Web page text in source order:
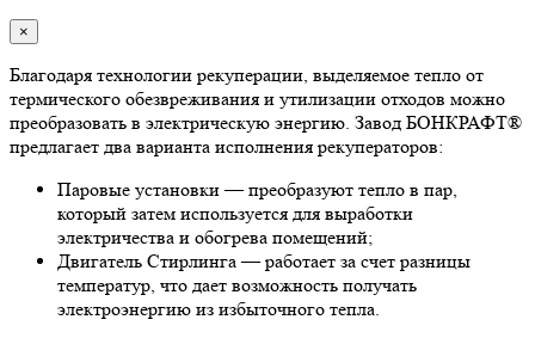
×
Благодаря технологии рекуперации, выделяемое тепло от
термического обезвреживания и утилизации отходов можно
преобразовать в электрическую энергию. Завод БОНКРАФТ®
предлагает два варианта исполнения рекуператоров:
Паровые установки — преобразуют тепло в пар,
который затем используется для выработки
электричества и обогрева помещений;
Двигатель Стирлинга — работает за счет разницы
температур, что дает возможность получать
электроэнергию из избыточного тепла.